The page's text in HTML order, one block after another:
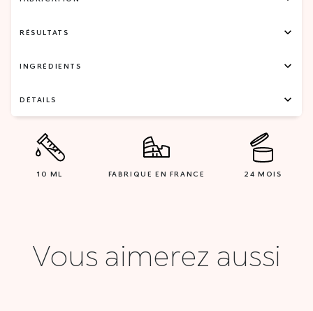
RÉSULTATS
INGRÉDIENTS
DÉTAILS
10 ML FABRIQUE EN FRANCE 24 MOIS
Vous aimerez aussi